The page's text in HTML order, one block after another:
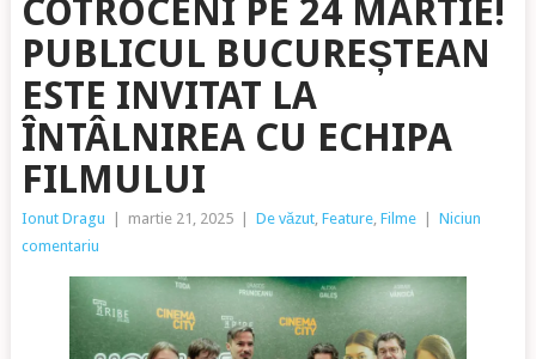
COTROCENI PE 24 MARTIE!
PUBLICUL BUCUREȘTEAN
ESTE INVITAT LA
ÎNTÂLNIREA CU ECHIPA
FILMULUI
Ionut Dragu martie 21, 2025 De văzut, Feature, Filme
Niciun
comentariu